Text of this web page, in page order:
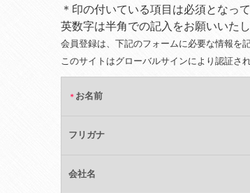
＊印の付いている項目は必須となっ
英数字は半角での記入をお願いいたし
会員登録は、下記のフォームに必要な情報を
このサイトはグローバルサインにより認証さ
＊ お名前
フリガナ
会社名